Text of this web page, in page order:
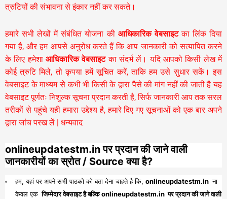
त्रुटियों की संभावना से इंकार नहीं कर सकते।
हमारे सभी लेखों में संबंधित योजना की आधिकारिक वेबसाइटका लिंक दिया
गया है, और हम आपसे अनुरोध करते हैं कि आप जानकारी को सत्यापित करने
के लिए हमेशा आधिकारिक वेबसाइटका संदर्भ लें। यदि आपको किसी लेख में
कोई त्रुटि मिले, तो कृपया हमें सूचित करें, ताकि हम उसे सुधार सकें। इस
वेबसाइट के माध्यम से कभी भी किसी के द्वारा पैसे की मांग नहीं की जाती है यह
वेबसाइट पूर्णतः निशुल्क सूचना प्रदान करती है,सिर्फ जानकारी आप तक सरल
तरीकों से पहुंचे यही हमारा उद्देश्य है, हमारे दिए गए सूचनाओं को एक बार अपने
द्वारा जांच परख लें | धन्यवाद
onlineupdatestm.in पर प्रदान की जाने वाली
जानकारीयों का स्रोत / Source क्या है?
हम, यहां पर अपने सभी पाठको को बता देना चाहते है कि, onlineupdatestm.in ना
केवल एक जिम्मेदार वेबसाइट है बल्कि onlineupdatestm.in पर प्रदान की जाने वाली